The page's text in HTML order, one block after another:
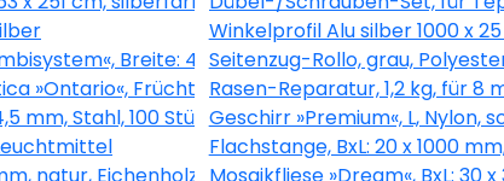
Winkelprofil Alu silber 1000 x 25
Breite: 45 cm, Kunststoff
Seitenzug-Rollo, grau,
»Ontario«, Früchte: süß-säuerlich, zum Verzehr
Rasen-Reparatur, 1,2 kg, für 8
mm, Stahl, 100 StückGeschirr »Premium«, L, Nylon,
Flachstange, BxL: 20 x 1000